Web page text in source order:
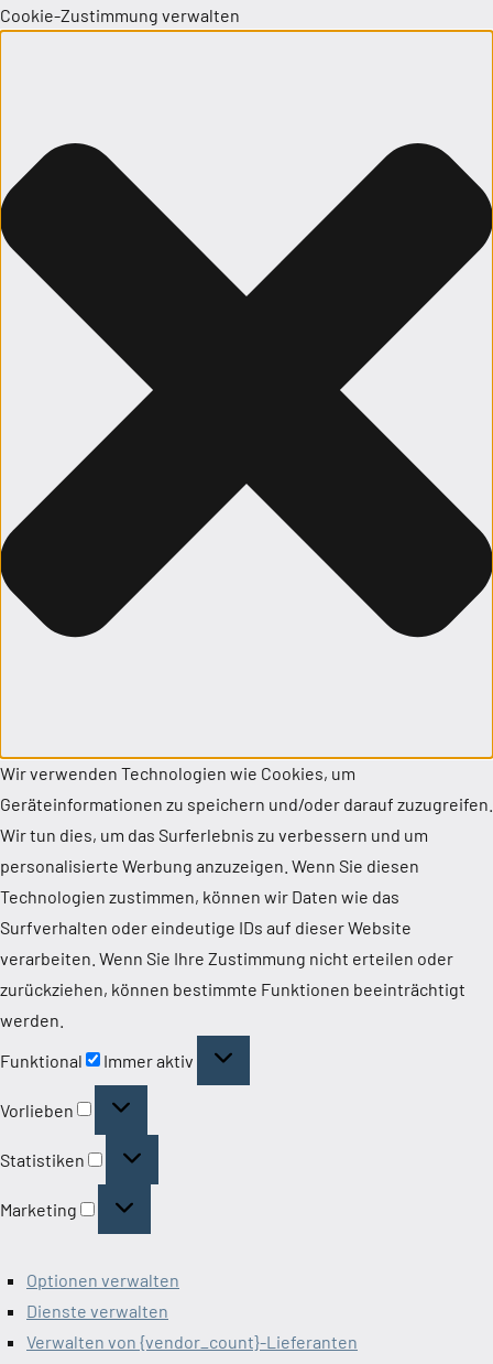
Cookie-Zustimmung verwalten
Wir verwenden Technologien wie Cookies, um
Geräteinformationen zu speichern und/oder darauf zuzugreifen.
Wir tun dies, um das Surferlebnis zu verbessern und um
personalisierte Werbung anzuzeigen. Wenn Sie diesen
Technologien zustimmen, können wir Daten wie das
Surfverhalten oder eindeutige IDs auf dieser Website
verarbeiten. Wenn Sie Ihre Zustimmung nicht erteilen oder
zurückziehen, können bestimmte Funktionen beeinträchtigt
werden.
Funktional
Immer aktiv
Vorlieben
Vorlieben
Statistiken
Statistiken
Marketing
Marketing
Optionen verwalten
Dienste verwalten
Verwalten von {vendor_count}-Lieferanten